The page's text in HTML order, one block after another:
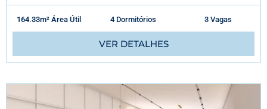
164.33m² Área Útil 4 Dormitórios 3 Vagas
VER DETALHES